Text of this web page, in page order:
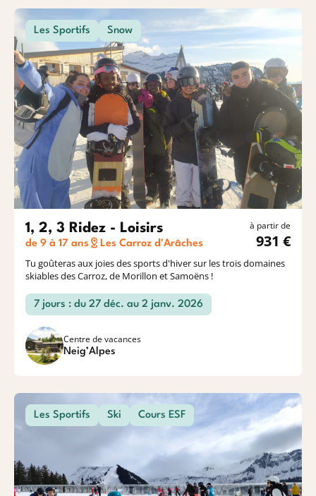
Les Sportifs Snow
1, 2, 3 Ridez - Loisirs
de 9 à 17 ans Les Carroz d'Arâches
à partir de
931 €
Tu goûteras aux joies des sports d'hiver sur les trois domaines
skiables des Carroz, de Morillon et Samoëns !
7 jours : du 27 déc. au 2 janv. 2026
Centre de vacances
Neig’Alpes
Les Sportifs Ski Cours ESF